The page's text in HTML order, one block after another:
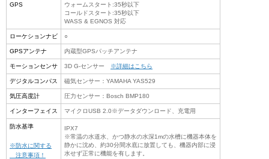
GPS
ウォームスタート:35秒以下
コールドスタート:35秒以下
WASS & EGNOS 対応
ローケションナビ ○
GPSアンテナ 内蔵型GPSパッチアンテナ
モーションセンサ 3D G-センサー ※詳細はこちら
デジタルコンパス 磁気センサー：YAMAHA YAS529
気圧高度計 圧力センサー：Bosch BMP180
インターフェイス マイクロUSB 2.0※データダウンロード、充電用
防水基準
※防水に関する
注意事項！
IPX7
※常温の水道水、かつ静水の水深1mの水槽に機器本体を
静かに沈め、約30分間水底に放置しても、機器内部に浸
水せず正常に機能を有します。